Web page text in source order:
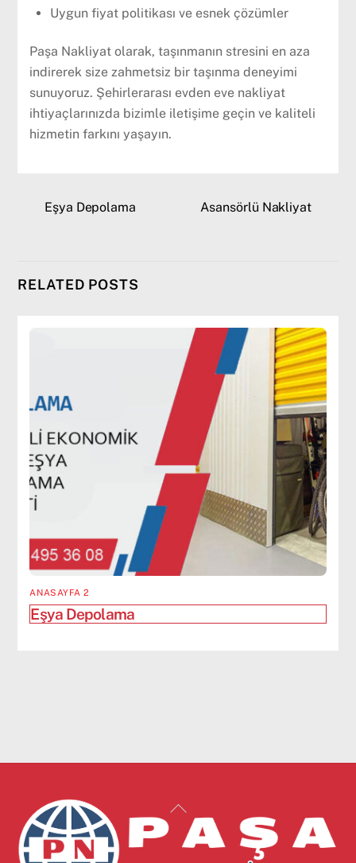
Uygun fiyat politikası ve esnek çözümler
Paşa Nakliyat olarak, taşınmanın stresini en aza
indirerek size zahmetsiz bir taşınma deneyimi
sunuyoruz. Şehirlerarası evden eve nakliyat
ihtiyaçlarınızda bizimle iletişime geçin ve kaliteli
hizmetin farkını yaşayın.
Eşya Depolama Asansörlü Nakliyat
RELATED POSTS
ANASAYFA 2
Eşya Depolama
Back
To
Top